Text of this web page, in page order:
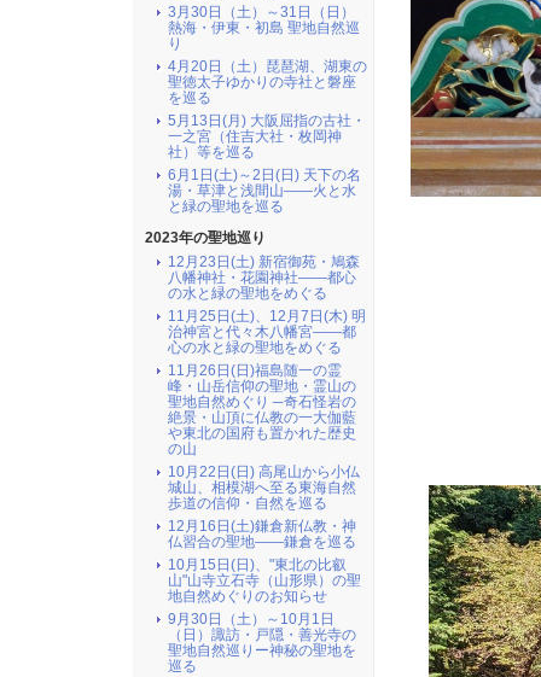
3月30日（土）～31日（日）
熱海・伊東・初島 聖地自然巡
り
4月20日（土）琵琶湖、湖東の
聖徳太子ゆかりの寺社と磐座
を巡る
5月13日(月) 大阪屈指の古社・
一之宮（住吉大社・枚岡神
社）等を巡る
6月1日(土)～2日(日) 天下の名
湯・草津と浅間山――火と水
と緑の聖地を巡る
2023年の聖地巡り
12月23日(土) 新宿御苑・鳩森
八幡神社・花園神社――都心
の水と緑の聖地をめぐる
11月25日(土)、12月7日(木) 明
治神宮と代々木八幡宮――都
心の水と緑の聖地をめぐる
11月26日(日)福島随一の霊
峰・山岳信仰の聖地・霊山の
聖地自然めぐり ─奇石怪岩の
絶景・山頂に仏教の一大伽藍
や東北の国府も置かれた歴史
の山
10月22日(日) 高尾山から小仏
城山、相模湖へ至る東海自然
歩道の信仰・自然を巡る
12月16日(土)鎌倉新仏教・神
仏習合の聖地――鎌倉を巡る
10月15日(日)、"東北の比叡
山"山寺立石寺（山形県）の聖
地自然めぐりのお知らせ
9月30日（土）～10月1日
（日）諏訪・戸隠・善光寺の
聖地自然巡りー神秘の聖地を
巡る